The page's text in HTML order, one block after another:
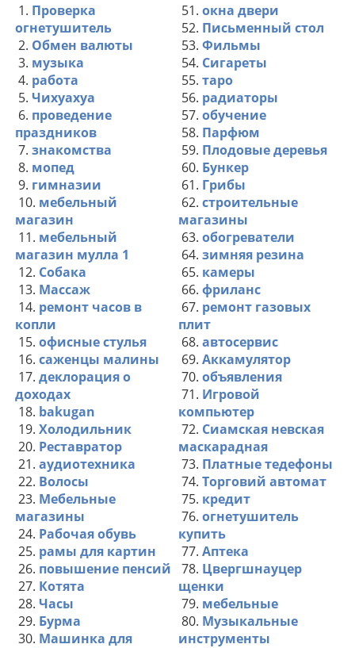
1. Проверка
огнетушитель
2. Обмен валюты
3. музыка
4. работа
5. Чихуахуа
6. проведение
праздников
7. знакомства
8. мопед
9. гимназии
10. мебельный
магазин
11. мебельный
магазин мулла 1
12. Собака
13. Массаж
14. ремонт часов в
копли
15. офисные стулья
16. саженцы малины
17. деклорация о
доходах
18. bakugan
19. Холодильник
20. Реставратор
21. аудиотехника
22. Волосы
23. Мебельные
магазины
24. Рабочая обувь
25. рамы для картин
26. повышение пенсий
27. Котята
28. Часы
29. Бурма
30. Машинка для
51. окна двери
52. Письменный стол
53. Фильмы
54. Сигареты
55. таро
56. радиаторы
57. обучение
58. Парфюм
59. Плодовые деревья
60. Бункер
61. Грибы
62. строительные
магазины
63. обогреватели
64. зимняя резина
65. камеры
66. фриланс
67. ремонт газовых
плит
68. автосервис
69. Аккамулятор
70. объявления
71. Игровой
компьютер
72. Сиамская невская
маскарадная
73. Платные тедефоны
74. Торговий автомат
75. кредит
76. огнетушитель
купить
77. Аптека
78. Цвергшнауцер
щенки
79. мебельные
80. Музыкальные
инструменты